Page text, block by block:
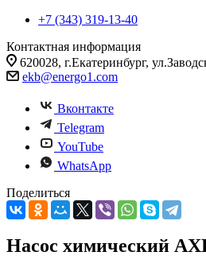
+7 (343) 319-13-40
Контактная информация
620028, г.Екатеринбург,
ekb@energo1.com
Вконтакте
Telegram
YouTube
WhatsApp
Поделиться
Насос химический